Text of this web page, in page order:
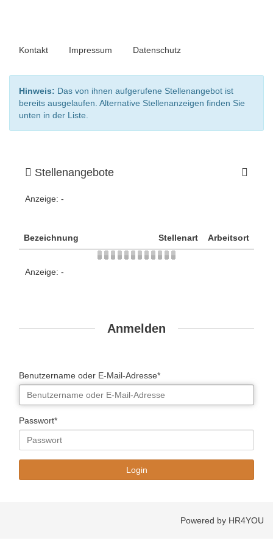
Kontakt Impressum Datenschutz
Hinweis: Das von ihnen aufgerufene Stellenangebot ist
bereits ausgelaufen. Alternative Stellenanzeigen finden Sie
unten in der Liste.
Stellenangebote
Anzeige: -
Bezeichnung Stellenart Arbeitsort
Anzeige: -
Anmelden
Benutzername oder E-Mail-Adresse*
Passwort*
Powered by HR4YOU